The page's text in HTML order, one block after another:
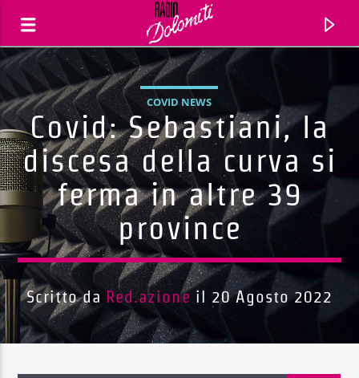
Traccia corrente
Titolo
Artista
COVID NEWS
Covid: Sebastiani, la
discesa della curva si
ferma in altre 39
province
Scritto da Red.azione il 20 Agosto 2022